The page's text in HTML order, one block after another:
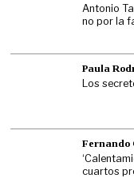
Antonio
no por la
Paula
Los
Fernando
cuartos